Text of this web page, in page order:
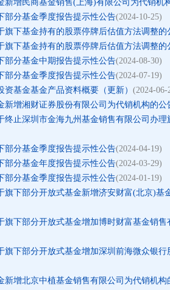
新增民商基金销售(上海)有限公司为代销机
部分基金季度报告提示性公告(2024-10-25)
旗下基金持有的股票停牌后估值方法调整的
旗下基金持有的股票停牌后估值方法调整的
部分基金中期报告提示性公告(2024-08-30)
部分基金季度报告提示性公告(2024-07-19)
基金基金产品资料概要（更新） (2024-06-
新增湘财证券股份有限公司为代销机构的公
终止深圳市金海九州基金销售有限公司办
部分基金季度报告提示性公告(2024-04-19)
部分基金年度报告提示性公告(2024-03-29)
部分基金季度报告提示性公告(2024-01-19)
旗下部分开放式基金新增济安财富(北京)基
旗下部分开放式基金增加博时财富基金销
旗下部分开放式基金增加深圳前海微众银
新增北京中植基金销售有限公司为代销机构